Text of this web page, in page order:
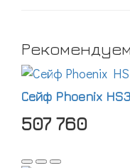
Сейф Phoenix
507 760